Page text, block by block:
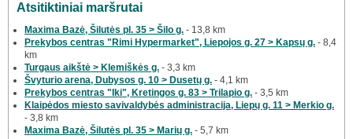
Atsitiktiniai maršrutai
Maxima Bazė, Šilutės pl. 35 > Šilo g. - 13,8 km
Prekybos centras "Rimi Hypermarket", Liepojos g. 27 > Kapsų g. - 8,4
km
Turgaus aikštė > Klemiškės g. - 3,3 km
Švyturio arena, Dubysos g. 10 > Dusetų g. - 4,1 km
Prekybos centras "Iki", Kretingos g. 83 > Trilapio g. - 3,5 km
Klaipėdos miesto savivaldybės administracija, Liepų g. 11 > Merkio g.
- 3,8 km
Maxima Bazė, Šilutės pl. 35 > Marių g. - 5,7 km